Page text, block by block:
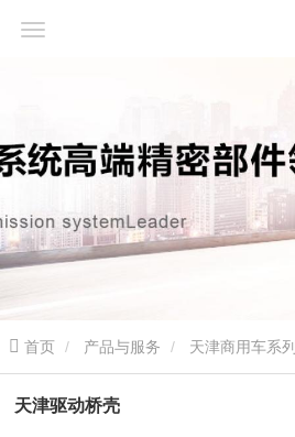
首页 产品与服务 天津商用车系列
天津驱动桥壳